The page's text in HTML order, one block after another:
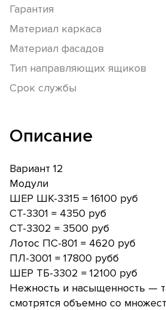
Гарантия
Материал каркаса
Материал фасадов
Тип направляющих ящиков
Срок службы
Описание
Вариант 12
Модули
ШЕР ШК-3315 = 16100 руб
СТ-3301 = 4350 руб
СТ-3302 = 3500 руб
Лотос ПС-801 = 4620 руб
ПЛ-3001 = 17800 рубб
ШЕР ТБ-3302 = 12100 руб
Нежность и насыщенность —
смотрятся объемно со